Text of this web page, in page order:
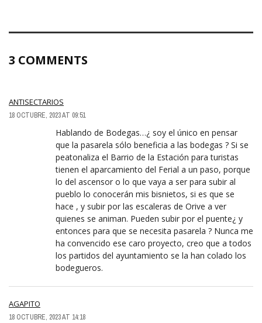
3 COMMENTS
ANTISECTARIOS
18 OCTUBRE, 2023 AT 09:51
Hablando de Bodegas…¿ soy el único en pensar
que la pasarela sólo beneficia a las bodegas ? Si se
peatonaliza el Barrio de la Estación para turistas
tienen el aparcamiento del Ferial a un paso, porque
lo del ascensor o lo que vaya a ser para subir al
pueblo lo conocerán mis bisnietos, si es que se
hace , y subir por las escaleras de Orive a ver
quienes se animan. Pueden subir por el puente¿ y
entonces para que se necesita pasarela ? Nunca me
ha convencido ese caro proyecto, creo que a todos
los partidos del ayuntamiento se la han colado los
bodegueros.
AGAPITO
18 OCTUBRE, 2023 AT 14:18